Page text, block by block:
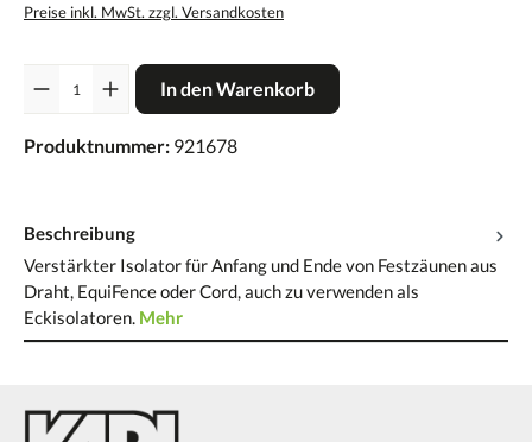
Preise inkl. MwSt. zzgl. Versandkosten
In den Warenkorb
Produktnummer: 921678
Beschreibung
Verstärkter Isolator für Anfang und Ende von Festzäunen aus
Draht, EquiFence oder Cord, auch zu verwenden als
Eckisolatoren. Mehr